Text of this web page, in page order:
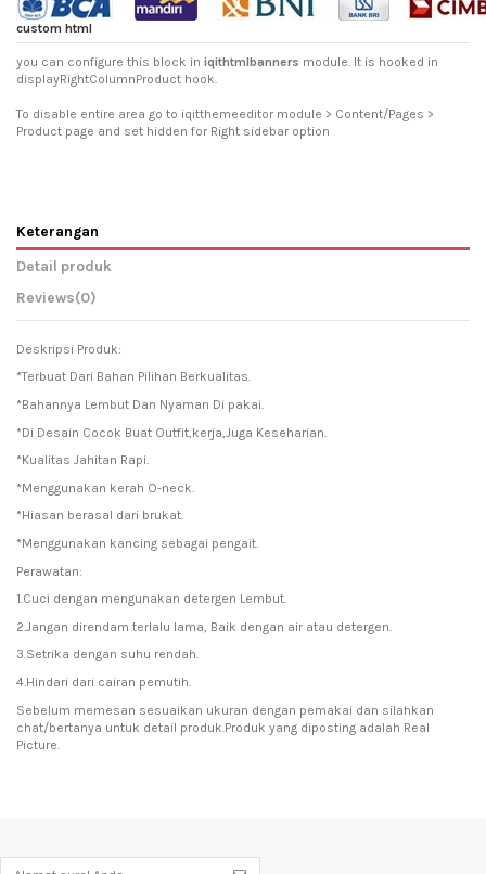
custom html
you can configure this block in iqithtmlbanners module. It is hooked in
displayRightColumnProduct hook.
To disable entire area go to iqitthemeeditor module > Content/Pages >
Product page and set hidden for Right sidebar option
Keterangan
Detail produk
Reviews(0)
Deskripsi Produk:
*Terbuat Dari Bahan Pilihan Berkualitas.
*Bahannya Lembut Dan Nyaman Di pakai.
*Di Desain Cocok Buat Outfit,kerja,Juga Keseharian.
*Kualitas Jahitan Rapi.
*Menggunakan kerah O-neck.
*Hiasan berasal dari brukat.
*Menggunakan kancing sebagai pengait.
Perawatan:
1.Cuci dengan mengunakan detergen Lembut.
2.Jangan direndam terlalu lama, Baik dengan air atau detergen.
3.Setrika dengan suhu rendah.
4.Hindari dari cairan pemutih.
Sebelum memesan sesuaikan ukuran dengan pemakai dan silahkan
chat/bertanya untuk detail produk.Produk yang diposting adalah Real
Picture.